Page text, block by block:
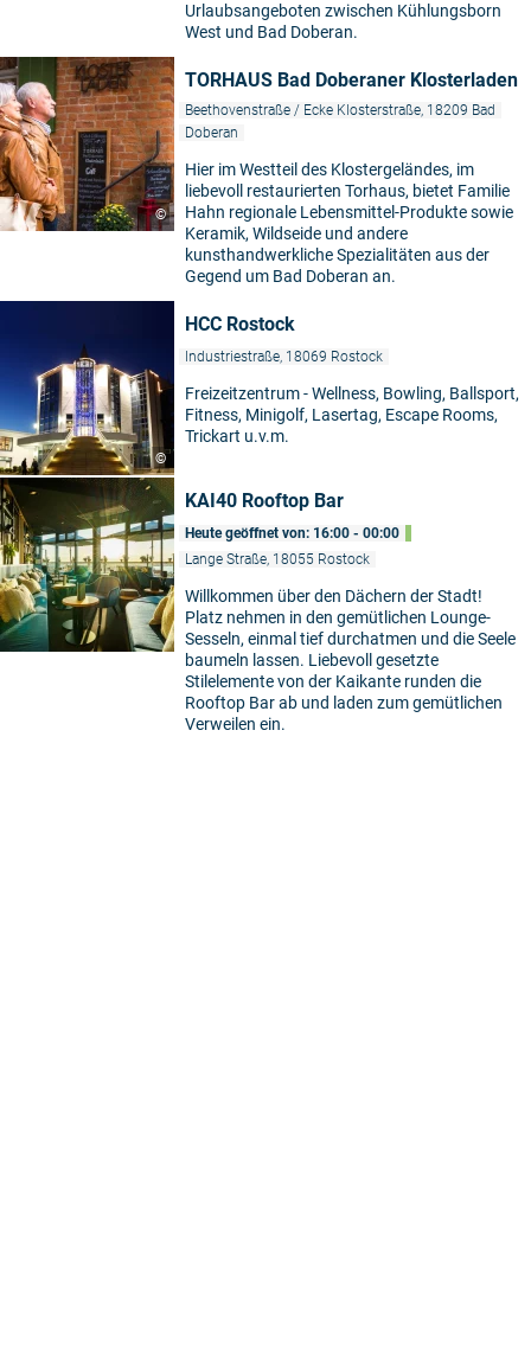
Urlaubsangeboten zwischen Kühlungsborn
West und Bad Doberan.
©
TORHAUS Bad Doberaner Klosterladen
Beethovenstraße / Ecke Klosterstraße, 18209 Bad
Doberan
Hier im Westteil des Klostergeländes, im
liebevoll restaurierten Torhaus, bietet Familie
Hahn regionale Lebensmittel-Produkte sowie
Keramik, Wildseide und andere
kunsthandwerkliche Spezialitäten aus der
Gegend um Bad Doberan an.
©
HCC Rostock
Industriestraße, 18069 Rostock
Freizeitzentrum - Wellness, Bowling, Ballsport,
Fitness, Minigolf, Lasertag, Escape Rooms,
Trickart u.v.m.
KAI40 Rooftop Bar
Heute geöffnet von: 16:00 - 00:00
Lange Straße, 18055 Rostock
Willkommen über den Dächern der Stadt!
Platz nehmen in den gemütlichen Lounge-
Sesseln, einmal tief durchatmen und die Seele
baumeln lassen. Liebevoll gesetzte
Stilelemente von der Kaikante runden die
Rooftop Bar ab und laden zum gemütlichen
Verweilen ein.